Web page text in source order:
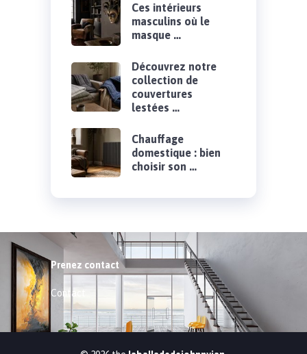
Ces intérieurs
masculins où le
masque …
Découvrez notre
collection de
couvertures
lestées …
Chauffage
domestique : bien
choisir son …
Prenez contact
Contact